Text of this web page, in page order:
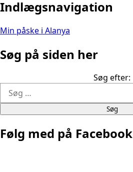
Indlægsnavigation
Min påske i Alanya
Søg på siden her
Søg efter:
Følg med på Facebook